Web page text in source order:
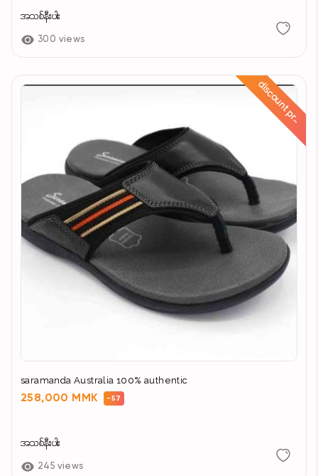
အသစ်နီးပါး
300 views
d
i
s
c
o
u
n
t
p
r
i
c
e
saramanda Australia 100% authentic
258,000 MMK -57
အသစ်နီးပါး
245 views